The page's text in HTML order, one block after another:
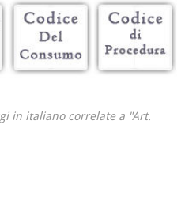
in italiano correlate a "Art.